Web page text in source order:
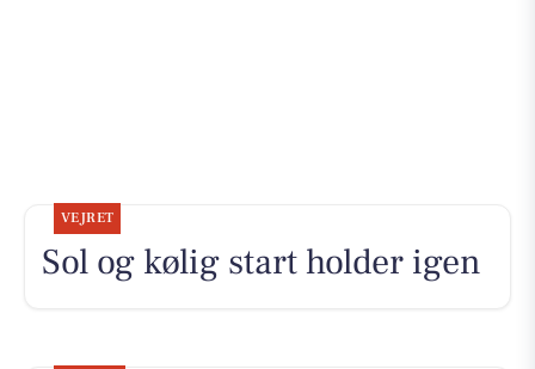
VEJRET
Sol og kølig start holder igen